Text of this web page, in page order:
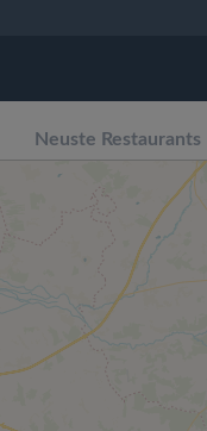
Neuste Restaurants